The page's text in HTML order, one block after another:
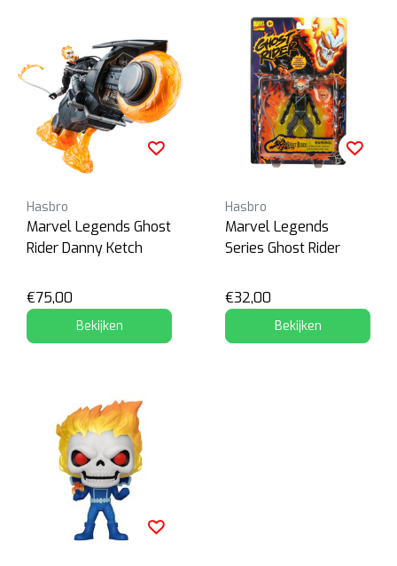
Hasbro
Marvel Legends Ghost
Rider Danny Ketch
€75,00
Bekijken
Hasbro
Marvel Legends
Series Ghost Rider
€32,00
Bekijken